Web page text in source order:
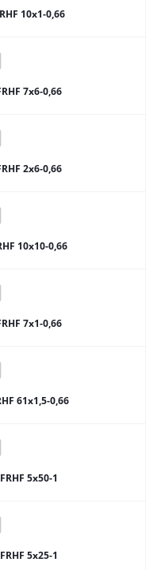
10х1-0,66
7х6-0,66
2х6-0,66
10х10-0,66
7х1-0,66
61х1,5-0,66
5х50-1
5х25-1